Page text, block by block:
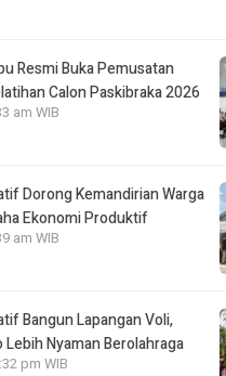
Resmi Buka Pemusatan
Calon Paskibraka 2026
am WIB
Dorong Kemandirian Warga
Ekonomi Produktif
am WIB
Bangun Lapangan Voli,
Lebih Nyaman Berolahraga
pm WIB